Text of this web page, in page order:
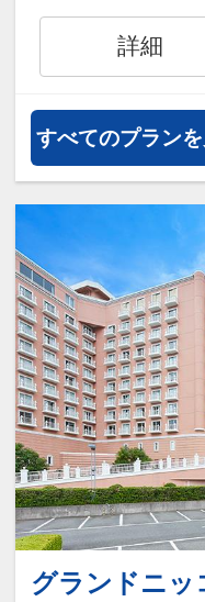
み合わせ
ージだか
旅行期間
フライト
JALグル
ル50%貯ま
詳細
すべてのプラン
グランドニッ